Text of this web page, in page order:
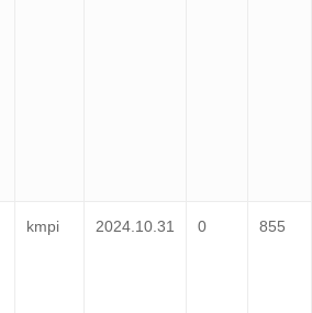
kmpi 2024.10.31 0 855